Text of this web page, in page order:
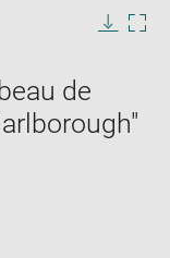
de